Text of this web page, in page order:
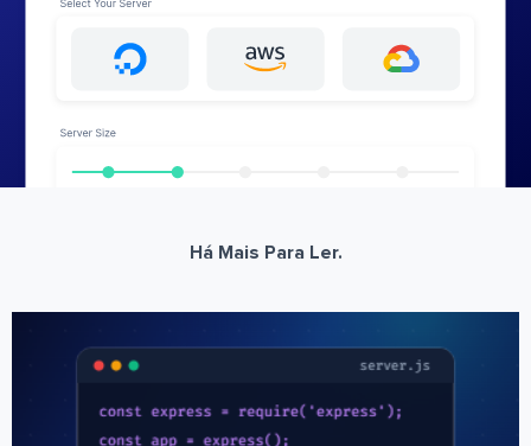
Há Mais Para Ler.